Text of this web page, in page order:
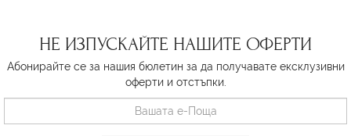
НЕ ИЗПУСКАЙТЕ НАШИТЕ ОФЕРТИ
Абонирайте се за нашия бюлетин за да получавате ексклузивни
оферти и отстъпки.